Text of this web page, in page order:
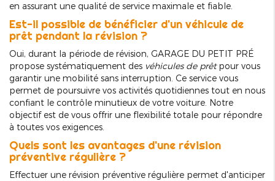
en assurant une qualité de service maximale et fiable.
Est-il possible de bénéficier d'un véhicule de
prêt pendant la révision ?
Oui, durant la période de révision, GARAGE DU PETIT PRÉ
propose systématiquement des véhicules de prêtpour vous
garantir une mobilité sans interruption. Ce service vous
permet de poursuivre vos activités quotidiennes tout en nous
confiant le contrôle minutieux de votre voiture. Notre
objectif est de vous offrir une flexibilité totale pour répondre
à toutes vos exigences.
Quels sont les avantages d'une révision
préventive régulière ?
Effectuer une révision préventive régulière permet d'anticiper